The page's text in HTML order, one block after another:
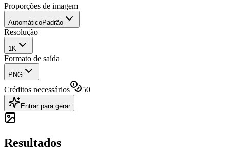
Proporções de imagem
AutomáticoPadrão
Resolução
1K
Formato de saída
PNG
Créditos necessários 50
Entrar para gerar
Resultados